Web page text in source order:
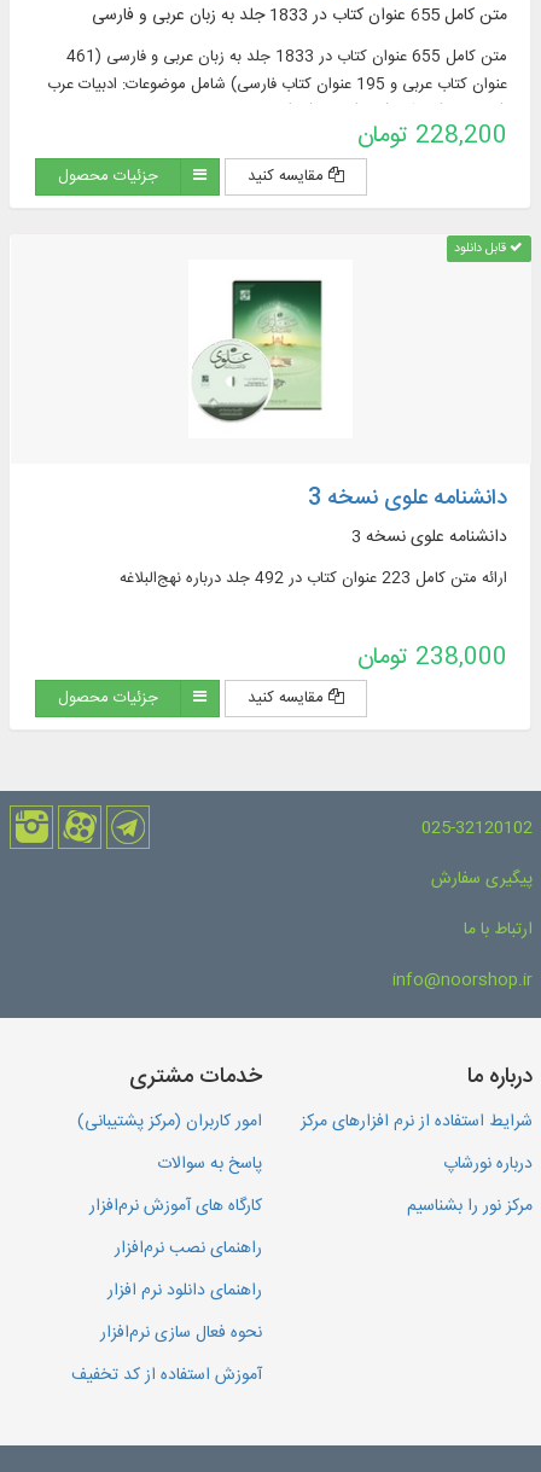
متن کامل 655 عنوان کتاب در 1833 جلد به زبان عربی و فارسی
متن کامل 655 عنوان کتاب در 1833 جلد به زبان عربی و فارسی (461
عنوان کتاب عربی و 195 عنوان کتاب فارسی) شامل موضوعات: ادبیات عرب
228,200 تومان
مقایسه کنید جزئیات محصول
قابل دانلود
دانشنامه علوی نسخه 3
دانشنامه علوی نسخه 3
ارائه متن کامل 223 عنوان کتاب در 492 جلد درباره نهج‌البلاغه
238,000 تومان
مقایسه کنید جزئیات محصول
025-32120102
پیگیری سفارش
ارتباط با ما
info@noorshop.ir
درباره ما
شرایط استفاده از نرم افزارهای مرکز
درباره نورشاپ
مرکز نور را بشناسیم
خدمات مشتری
امور کاربران (مرکز پشتیبانی)
پاسخ به سوالات
کارگاه های آموزش نرم‌افزار
راهنمای نصب نرم‌افزار
راهنمای دانلود نرم افزار
نحوه فعال سازی نرم‌افزار
آموزش استفاده از کد تخفیف